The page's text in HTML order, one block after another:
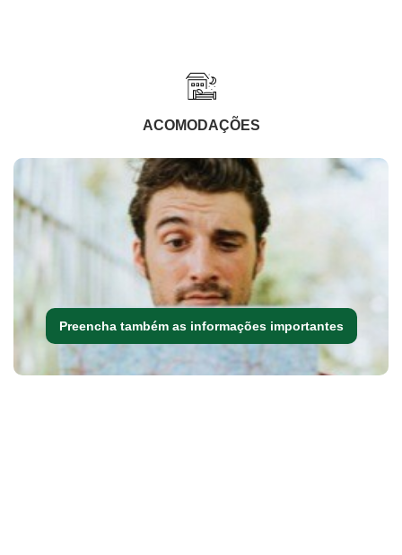
ACOMODAÇÕES
Preencha também as informações importantes